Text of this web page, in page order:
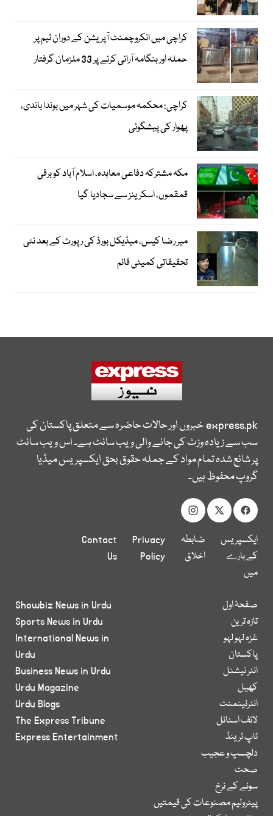
کراچی میں انکروچمنٹ آپریشن کے دوران ٹیم پر
حملہ اور ہنگامہ آرائی کرنے پر 33 ملزمان گرفتار
کراچی: محکمہ موسمیات کی شہر میں بوندا باندی،
پھوار کی پیشگوئی
مکہ مشترکہ دفاعی معاہدہ، اسلام آباد کو برقی
قمقموں، اسکرینز سے سجادیا گیا
میر رضا کیس، میڈیکل بورڈ کی رپورٹ کے بعد نئی
تحقیقاتی کمیٹی قائم
express.pkخبروں اور حالات حاضرہ سے متعلق پاکستان کی
سب سے زیادہ وزٹ کی جانے والی ویب سائٹ ہے۔ اس ویب سائٹ
پر شائع شدہ تمام مواد کے جملہ حقوق بحق ایکسپریس میڈیا
گروپ محفوظ ہیں۔
ایکسپریس
کے بارے
میں
ضابطہ
اخلاق
Privacy
Policy
Contact
Us
صفحۂ اول
تازہ ترین
غزہ لہو لہو
پاکستان
انٹر نیشنل
کھیل
انٹرٹینمنٹ
لائف اسٹائل
ٹاپ ٹرینڈ
دلچسپ و عجیب
صحت
سونے کے نرخ
پیٹرولیم مصنوعات کی قیمتیں
Showbiz News in Urdu
Sports News in Urdu
International News in
Urdu
Business News in Urdu
Urdu Magazine
Urdu Blogs
The Express Tribune
Express Entertainment